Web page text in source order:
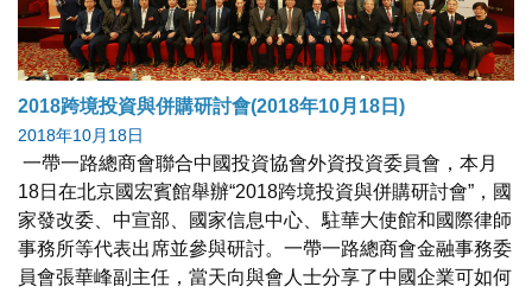
2018跨境投資與併購研討會(2018年10月18日)
2018年10月18日
一帶一路總商會聯合中國投資協會外資投資委員會，本月
18日在北京國宏賓館舉辦“2018跨境投資與併購研討會”，國
家發改委、中宣部、國家信息中心、駐華大使館和國際律師
事務所等代表出席並參與研討。一帶一路總商會金融事務委
員會張華峰副主任，當天向與會人士分享了中國企業可如何